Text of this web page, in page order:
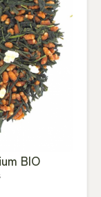
BIO